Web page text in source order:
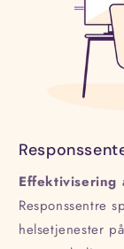
Effektivisering
Responssentre
helsetjenester